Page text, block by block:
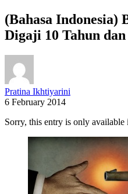
(Bahasa
Digaji 10 Tahun
Pratina Ikhtiyarini
6 February 2014
Sorry, this entry is only available